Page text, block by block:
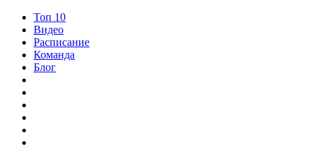
Топ 10
Видео
Расписание
Команда
Блог